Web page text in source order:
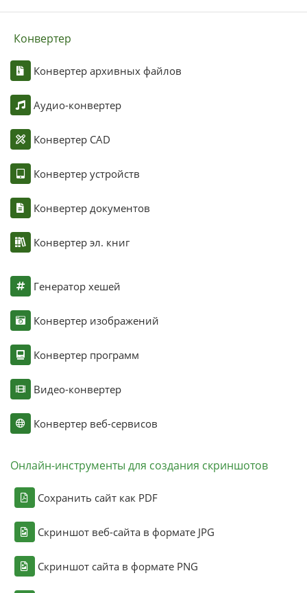
Конвертер
Конвертер архивных файлов
Аудио-конвертер
Конвертер CAD
Конвертер устройств
Конвертер документов
Конвертер эл. книг
Генератор хешей
Конвертер изображений
Конвертер программ
Видео-конвертер
Конвертер веб-сервисов
Онлайн-инструменты для создания скриншотов
Сохранить сайт как PDF
Скриншот веб-сайта в формате JPG
Скриншот сайта в формате PNG